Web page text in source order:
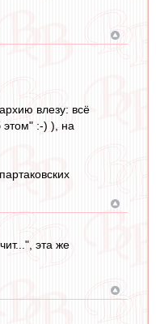
влезу: всё
этом" :-) ), на
эта же